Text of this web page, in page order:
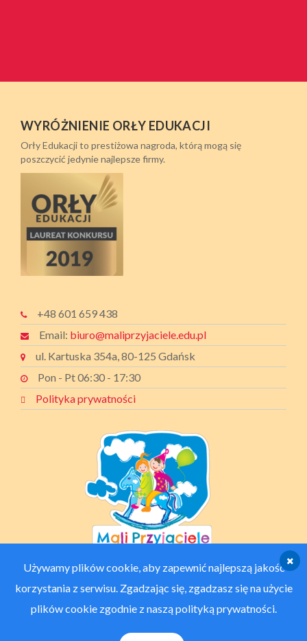
WYRÓŻNIENIE ORŁY EDUKACJI
Orły Edukacji to prestiżowa nagroda, którą mogą się
poszczycić jedynie najlepsze firmy.
+48 601 659 438
Email: biuro@maliprzyjaciele.edu.pl
ul. Kartuska 354a, 80-125 Gdańsk
Pon - Pt 06:30 - 17:30
Polityka prywatności
Używamy plików cookie, aby zapewnić najlepszą jakość
korzystania z serwisu. Zgadzając się, zgadzasz się na użycie
plików cookie zgodnie z naszą polityką prywatności.